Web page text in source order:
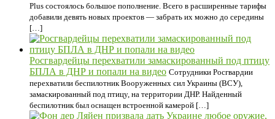
Plus состоялось большое пополнение. Всего в расширенные тарифы
добавили девять новых проектов — забрать их можно до середины
[…]
Росгвардейцы перехватили замаскированный под птицу
БПЛА в ДНР и попали на видео Сотрудники Росгвардии
перехватили беспилотник Вооруженных сил Украины (ВСУ),
замаскированный под птицу, на территории ДНР. Найденный
беспилотник был оснащен встроенной камерой […]